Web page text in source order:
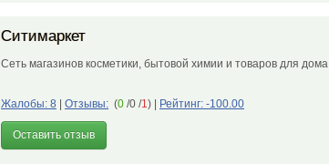
Ситимаркет
Сеть магазинов косметики, бытовой химии и товаров для дома
Жалобы: 8 Отзывы: (0 /0 /1) Рейтинг: -100.00
Оставить отзыв